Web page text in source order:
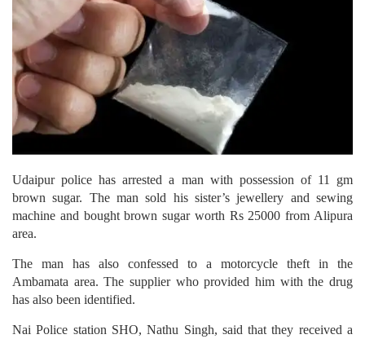
Udaipur police has arrested a man with possession of 11 gm
brown sugar. The man sold his sister’s jewellery and sewing
machine and bought brown sugar worth Rs 25000 from Alipura
area.
The man has also confessed to a motorcycle theft in the
Ambamata area. The supplier who provided him with the drug
has also been identified.
Nai Police station SHO, Nathu Singh, said that they received a